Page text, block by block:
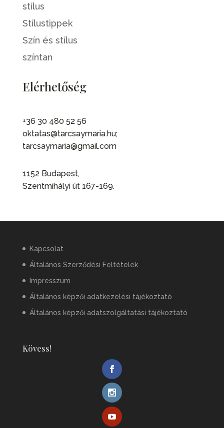
stílus
Stílustippek
Szín és stílus
színtan
Elérhetőség
+36 30 480 52 56
oktatas@tarcsaymaria.hu;
tarcsaymaria@gmail.com
1152 Budapest,
Szentmihályi út 167-169.
Kapcsolat
Általános Szerződési Feltételek
Impresszum
Általános képzői adatkezelési tájékoztató
Általános képzői adatszolgáltatási tájékoztató
Kövess!